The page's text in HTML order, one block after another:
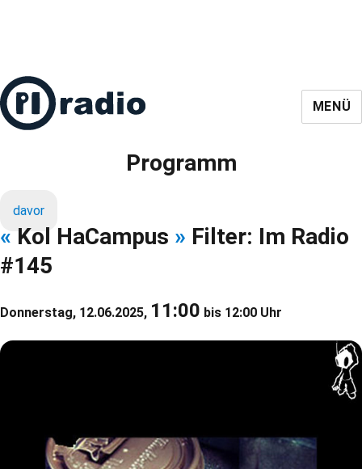
MENÜ
Programm
davor
« Kol HaCampus » Filter: Im Radio
#145
Donnerstag, 12.06.2025, 11:00 bis 12:00 Uhr